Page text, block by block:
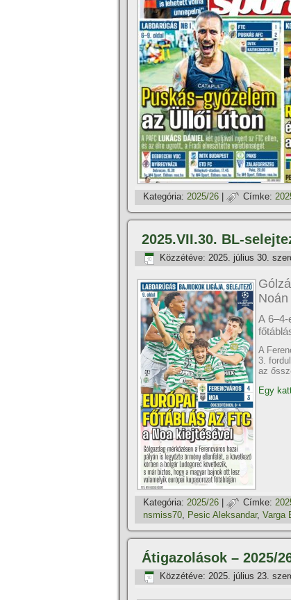
Kategória: 2025/26 Címke:
2025.VII.30. BL-
Közzétéve: 2025. július 30.
A
A
3.
az
Egy
Kategória: 2025/26 Címke:
nsmiss70, Pesic Aleksandar, Varga
Átigazolások – 2025/
Közzétéve: 2025. július 23.